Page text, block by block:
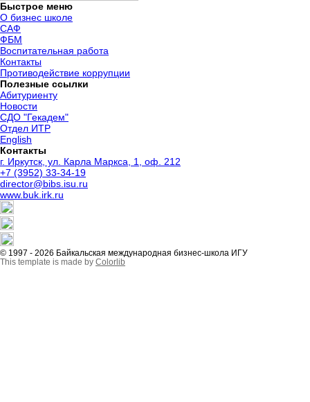
Быстрое меню
О бизнес школе
САФ
ФБМ
Воспитательная работа
Контакты
Противодействие коррупции
Полезные ссылки
Абитуриенту
Новости
СДО "Гекадем"
Отдел ИТР
English
Контакты
г. Иркутск, ул. Карла Маркса, 1, оф. 212
+7 (3952) 33-34-19
director@bibs.isu.ru
www.buk.irk.ru
© 1997 - 2026 Байкальская международная бизнес-школа ИГУ
This template is made by Colorlib